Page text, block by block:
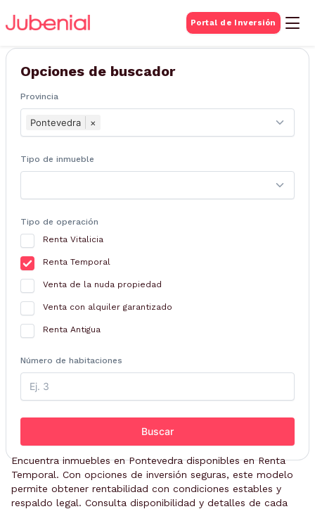
Portal de Inversión
BUSQUEDA DE
Inmuebles
Opciones de buscador
Provincia
Pontevedra ×
Tipo de inmueble
Tipo de operación
Renta Vitalicia
Renta Temporal
Venta de la nuda propiedad
Venta con alquiler garantizado
Renta Antigua
Número de habitaciones
Buscar
Encuentra inmuebles en Pontevedra disponibles en Renta
Temporal. Con opciones de inversión seguras, este modelo
permite obtener rentabilidad con condiciones estables y
respaldo legal. Consulta disponibilidad y detalles de cada